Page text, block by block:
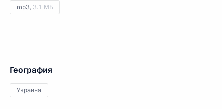
mp3, 3.1 МБ
География
Украина